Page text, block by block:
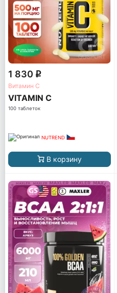
1 830 q
Витамин С
VITAMIN C
100 таблеток
NUTREND
В корзину